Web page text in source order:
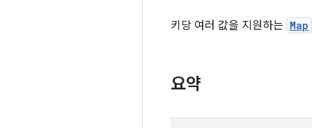
키당 여러 값을 지원하는 Map
요약